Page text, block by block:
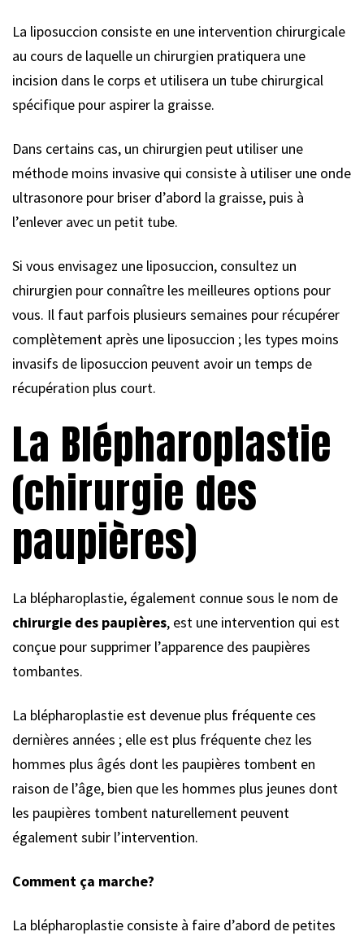
La liposuccion consiste en une intervention chirurgicale
au cours de laquelle un chirurgien pratiquera une
incision dans le corps et utilisera un tube chirurgical
spécifique pour aspirer la graisse.
Dans certains cas, un chirurgien peut utiliser une
méthode moins invasive qui consiste à utiliser une onde
ultrasonore pour briser d’abord la graisse, puis à
l’enlever avec un petit tube.
Si vous envisagez une liposuccion, consultez un
chirurgien pour connaître les meilleures options pour
vous. Il faut parfois plusieurs semaines pour récupérer
complètement après une liposuccion ; les types moins
invasifs de liposuccion peuvent avoir un temps de
récupération plus court.
La Blépharoplastie
(chirurgie des
paupières)
La blépharoplastie, également connue sous le nom de
chirurgie des paupières, est une intervention qui est
conçue pour supprimer l’apparence des paupières
tombantes.
La blépharoplastie est devenue plus fréquente ces
dernières années ; elle est plus fréquente chez les
hommes plus âgés dont les paupières tombent en
raison de l’âge, bien que les hommes plus jeunes dont
les paupières tombent naturellement peuvent
également subir l’intervention.
Comment ça marche?
La blépharoplastie consiste à faire d’abord de petites